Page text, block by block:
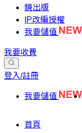
鏡出版
IP改編授權
我要儲值
我要收費
登入/註冊
我要儲值
首頁